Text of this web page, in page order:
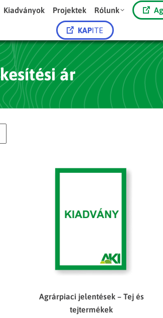
Kiadványok Projektek Rólunk
KAPITE
ár
Agrárpiaci jelentések – Tej és
tejtermékek